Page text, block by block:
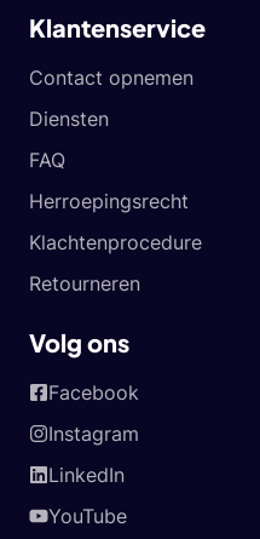
Klantenservice
Contact opnemen
Diensten
FAQ
Herroepingsrecht
Klachtenprocedure
Retourneren
Volg ons
Facebook
Instagram
LinkedIn
YouTube